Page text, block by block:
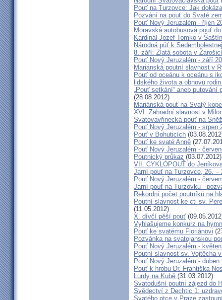
Pouť na Turzovce: Jak
Pozvání na pouť do Svaté
Pouť Nový Jeruzalém - říjen
Moravská autobusová pouť
Kardinál Jozef Tomko v
Národná púť k
8. září: Zlatá sobota v
Pouť Nový Jeruzalém - září
Mariánská poutní slavnost v
Pouť od oceánu k oceánu s
lidského života a obnovu
„Pouť setkání“ aneb putování
(28.08.2012)
Mariánská pouť na Svatý
XVI. Zahradní slavnost v
Svatovavřinecká pouť na
Pouť Nový Jeruzalém - srpen
Pouť v Bohuticích
Pouť ke svaté Anně
Pouť Nový Jeruzalém -
Poutnický průkaz (03.07.2012)
VII. CYKLOPOUŤ do
Jarní pouť na Turzovce, 26. –
Pouť Nový Jeruzalém -
Jarní pouť na Turzovku -
Rekordní počet poutníků na
Poutní slavnost ke cti sv.
(11.05.2012)
X. dívčí pěší pouť
Vyhlašujeme konkurz na
Pouť ke svatému Floriánovi
Pozvánka na svatojanskou
Pouť Nový Jeruzalém -
Poutní slavnost sv. Vojtěcha
Pouť Nový Jeruzalém - duben
Pouť k hrobu Dr. Františka
Lurdy na Kubě (31.03.2012)
Svatodušní poutní zájezd do
Svědectví z Dechtic 1:
Svatého otce v Praze